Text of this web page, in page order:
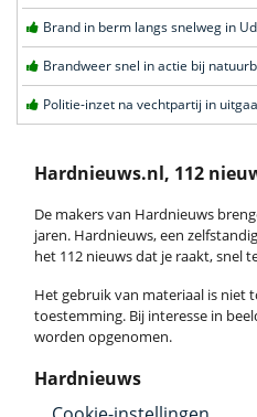
Brand in berm langs snelweg in
Politie-inzet na vechtpartij in
Hardnieuws.nl, 112
De makers van Hardnieuws
jaren. Hardnieuws, een
het 112 nieuws dat je raakt, snel
Het gebruik van materiaal is niet
toestemming. Bij interesse in
worden opgenomen.
Hardnieuws